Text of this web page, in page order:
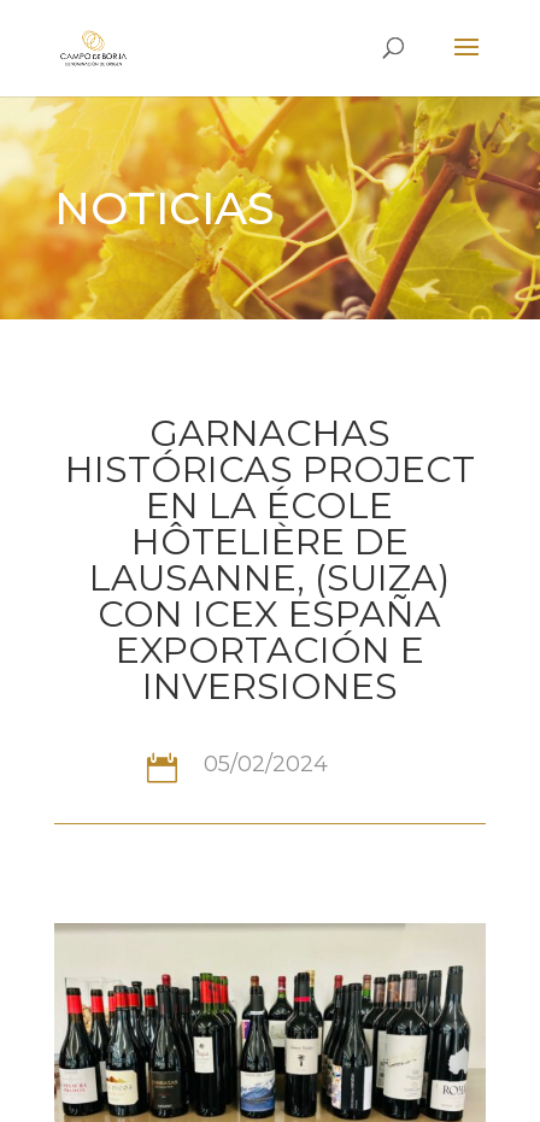
NOTICIAS
GARNACHAS
HISTÓRICAS PROJECT
EN LA ÉCOLE
HÔTELIÈRE DE
LAUSANNE, (SUIZA)
CON ICEX ESPAÑA
EXPORTACIÓN E
INVERSIONES
 05/02/2024